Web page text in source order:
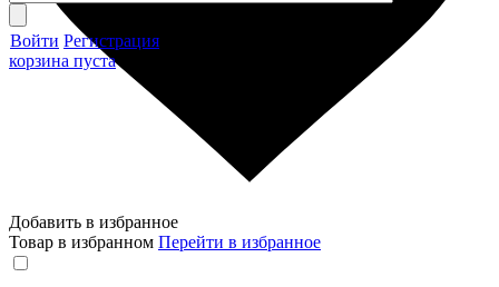
Войти Регистрация
корзина пуста
Добавить в избранное
Товар в избранном Перейти в избранное